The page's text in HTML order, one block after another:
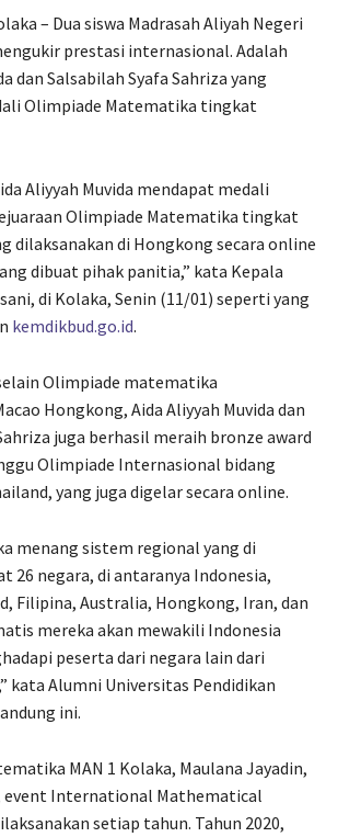
– Dua siswa Madrasah Aliyah Negeri
prestasi internasional. Adalah
dan Salsabilah Syafa Sahriza yang
Olimpiade Matematika tingkat
Aliyyah Muvida mendapat medali
Olimpiade Matematika tingkat
dilaksanakan di Hongkong secara online
dibuat pihak panitia,” kata Kepala
di Kolaka, Senin (11/01) seperti yang
kemdikbud.go.id.
Olimpiade matematika
Hongkong, Aida Aliyyah Muvida dan
juga berhasil meraih bronze award
Olimpiade Internasional bidang
yang juga digelar secara online.
menang sistem regional yang di
26 negara, di antaranya Indonesia,
Filipina, Australia, Hongkong, Iran, dan
mereka akan mewakili Indonesia
peserta dari negara lain dari
kata Alumni Universitas Pendidikan
ini.
MAN 1 Kolaka, Maulana Jayadin,
event International Mathematical
setiap tahun. Tahun 2020,